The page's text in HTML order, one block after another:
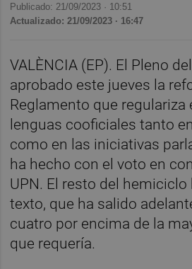
Publicado: 21/09/2023 · 10:51
Actualizado: 21/09/2023 · 16:47
VALÈNCIA (EP). El Pleno
aprobado este jueves la
Reglamento que regulariza
lenguas cooficiales tanto
como en las iniciativas
ha hecho con el voto en
UPN. El resto del hemiciclo
texto, que ha salido
cuatro por encima de la
que requería.